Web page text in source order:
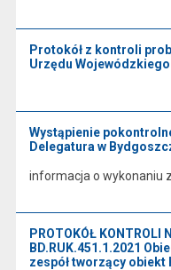
Protokół z kontroli
Urzędu
Wystąpienie
Delegatura w
informacja o wykonaniu
PROTOKÓŁ KONTROLI
BD.RUK.451.1.2021
zespół tworzący